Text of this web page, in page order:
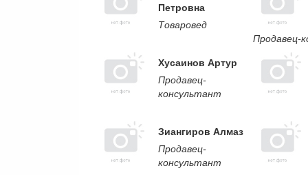
Петровна
Товаровед
Продавец-
Хусаинов Артур
Продавец-
консультант
Зиангиров Алмаз
Продавец-
консультант